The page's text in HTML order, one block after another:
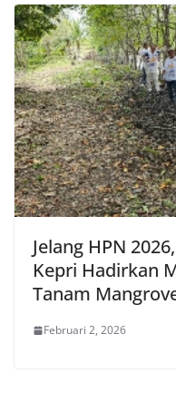
Jelang HPN
Kepri Hadirkan
Tanam
Februari 2, 2026